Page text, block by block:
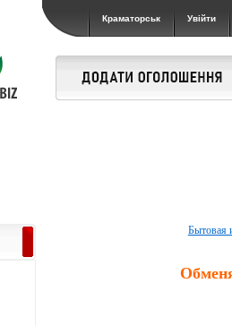
Краматорськ Увійти
Бытовая